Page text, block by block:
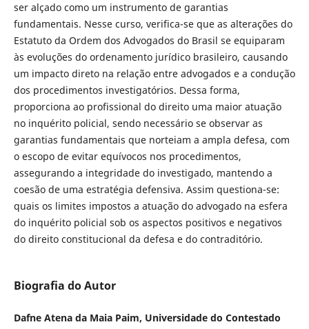
ser alçado como um instrumento de garantias
fundamentais. Nesse curso, verifica-se que as alterações do
Estatuto da Ordem dos Advogados do Brasil se equiparam
às evoluções do ordenamento jurídico brasileiro, causando
um impacto direto na relação entre advogados e a condução
dos procedimentos investigatórios. Dessa forma,
proporciona ao profissional do direito uma maior atuação
no inquérito policial, sendo necessário se observar as
garantias fundamentais que norteiam a ampla defesa, com
o escopo de evitar equívocos nos procedimentos,
assegurando a integridade do investigado, mantendo a
coesão de uma estratégia defensiva. Assim questiona-se:
quais os limites impostos a atuação do advogado na esfera
do inquérito policial sob os aspectos positivos e negativos
do direito constitucional da defesa e do contraditório.
Biografia do Autor
Dafne Atena da Maia Paim, Universidade do Contestado